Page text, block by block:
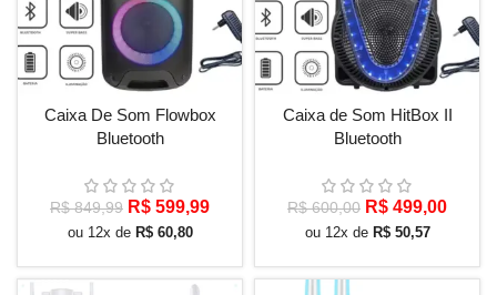
Caixa De Som Flowbox
Bluetooth
R$849,99 O
preço
era:
R$ 599,99O
é:
ou 12x de R$60,80
Caixa de Som HitBox II
Bluetooth
R$600,00 O
preço
era:
R$ 499,00O
é:
ou 12x de R$50,57